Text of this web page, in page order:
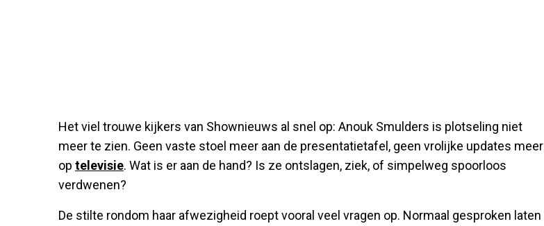
Het viel trouwe kijkers van Shownieuws al snel op: Anouk Smulders is plotseling niet
meer te zien. Geen vaste stoel meer aan de presentatietafel, geen vrolijke updates meer
op televisie. Wat is er aan de hand? Is ze ontslagen, ziek, of simpelweg spoorloos
verdwenen?
De stilte rondom haar afwezigheid roept vooral veel vragen op. Normaal gesproken laten